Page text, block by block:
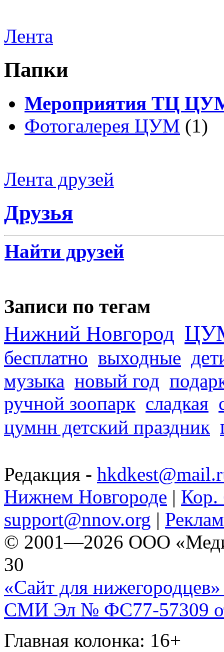
Лента
Папки
Мероприятия ТЦ
Фотогалерея ЦУМ (1)
Лента друзей
Друзья
Найти друзей
Записи по тегам
Нижний Новгород
бесплатно выходные
музыка новый год
ручной зоопарк сладкая
цумнн детский праздник
Редакция -
Нижнем Новгороде | Кор.
support@nnov.org |
© 2001—2026 ООО
30
«Сайт для нижегородцев»
СМИ Эл № ФС77-57309
Главная колонка: 16+